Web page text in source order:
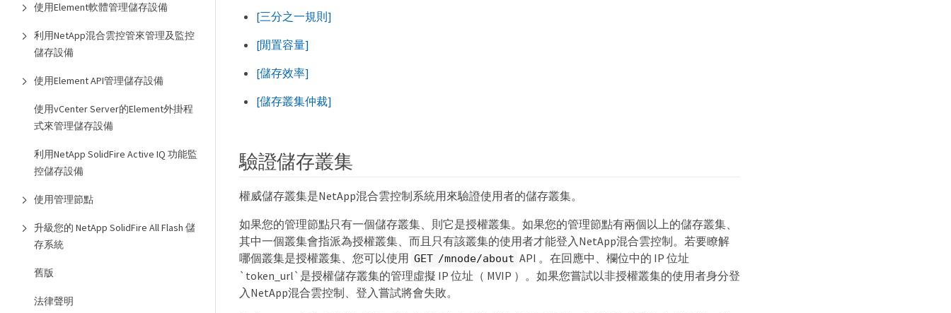
使用Element軟體管理儲存設備
利用NetApp混合雲控管來管理及監控
儲存設備
使用Element API管理儲存設備
使用vCenter Server的Element外掛程
式來管理儲存設備
利用NetApp SolidFire Active IQ 功能監
控儲存設備
使用管理節點
升級您的 NetApp SolidFire All Flash 儲
存系統
舊版
法律聲明
[三分之一規則]
[閒置容量]
[儲存效率]
[儲存叢集仲裁]
驗證儲存叢集
權威儲存叢集是NetApp混合雲控制系統用來驗證使用者的儲存叢集。
如果您的管理節點只有一個儲存叢集、則它是授權叢集。如果您的管理節點有兩個以上的儲存叢集、
其中一個叢集會指派為授權叢集、而且只有該叢集的使用者才能登入NetApp混合雲控制。若要瞭解
哪個叢集是授權叢集、您可以使用 GET /mnode/about API 。在回應中、欄位中的 IP 位址
`token_url`是授權儲存叢集的管理虛擬 IP 位址（ MVIP ）。如果您嘗試以非授權叢集的使用者身分登
入NetApp混合雲控制、登入嘗試將會失敗。